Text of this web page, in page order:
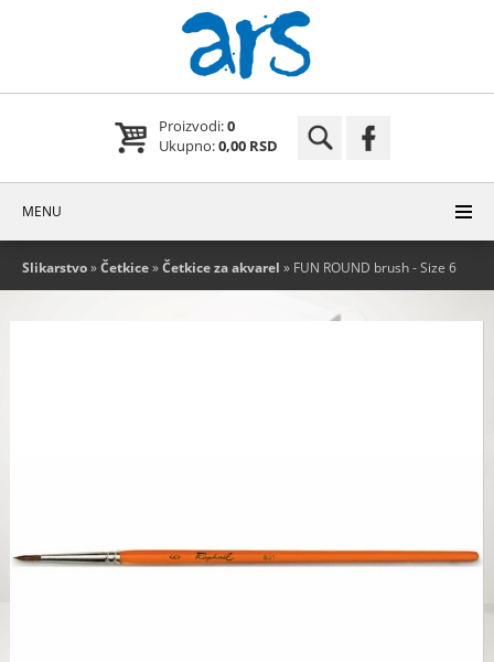
Proizvodi:0
Ukupno:0,00 RSD
MENU
Slikarstvo»Četkice»Četkice za akvarel » FUN ROUND brush - Size 6